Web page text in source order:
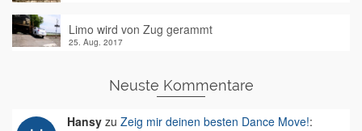
Limo wird von Zug gerammt
25. Aug. 2017
Neuste Kommentare
Hansy zu Zeig mir deinen besten Dance Move!: